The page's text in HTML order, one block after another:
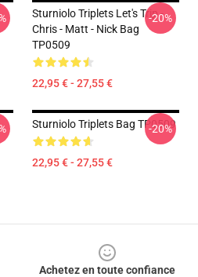
Sturniolo Triplets Let's Trip -
Chris - Matt - Nick Bag
TP0509
22,95 € - 27,55 €
-20%
Sturniolo Triplets Bag TP0509
22,95 € - 27,55 €
-20%
Achetez en toute confiance